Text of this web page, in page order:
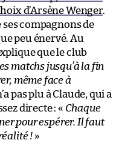
d’Arsène Wenger.
ses compagnons de
peu énervé. Au
que le club
matchs jusqu’à la fin
même face à
pas plu à Claude, qui a
directe : « Chaque
pour espérer. Il faut
!»